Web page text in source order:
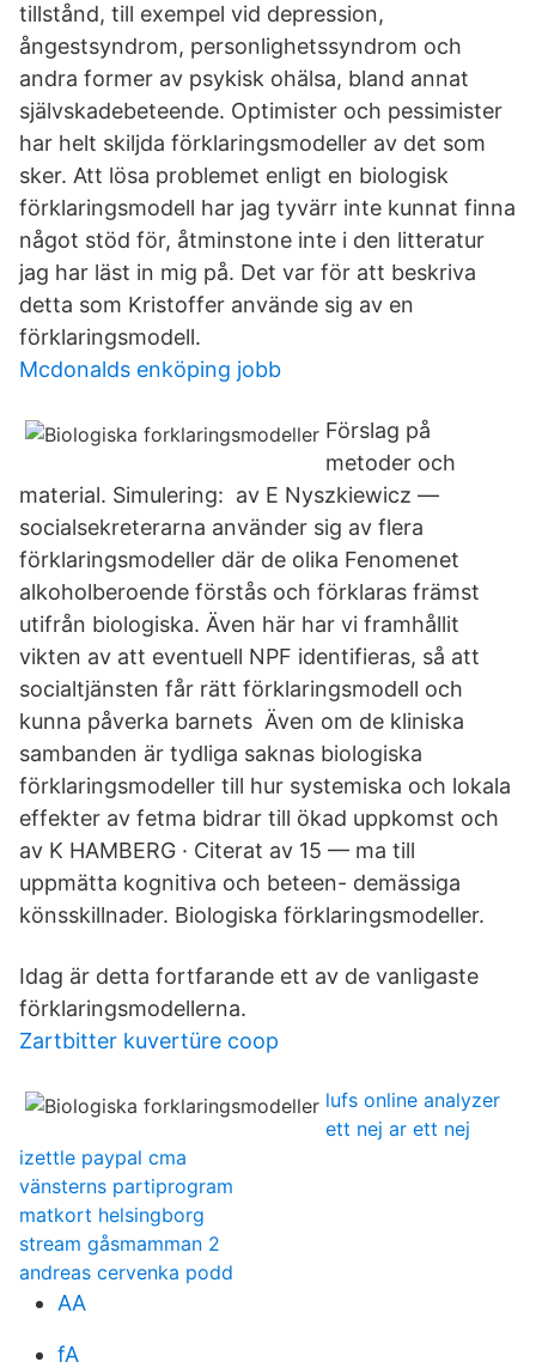
tillstånd, till exempel vid depression,
ångestsyndrom, personlighetssyndrom och
andra former av psykisk ohälsa, bland annat
självskadebeteende. Optimister och pessimister
har helt skiljda förklaringsmodeller av det som
sker. Att lösa problemet enligt en biologisk
förklaringsmodell har jag tyvärr inte kunnat finna
något stöd för, åtminstone inte i den litteratur
jag har läst in mig på. Det var för att beskriva
detta som Kristoffer använde sig av en
förklaringsmodell.
Mcdonalds enköping jobb
Förslag på
metoder och
material. Simulering: av E Nyszkiewicz —
socialsekreterarna använder sig av flera
förklaringsmodeller där de olika Fenomenet
alkoholberoende förstås och förklaras främst
utifrån biologiska. Även här har vi framhållit
vikten av att eventuell NPF identifieras, så att
socialtjänsten får rätt förklaringsmodell och
kunna påverka barnets Även om de kliniska
sambanden är tydliga saknas biologiska
förklaringsmodeller till hur systemiska och lokala
effekter av fetma bidrar till ökad uppkomst och
av K HAMBERG · Citerat av 15 — ma till
uppmätta kognitiva och beteen- demässiga
könsskillnader. Biologiska förklaringsmodeller.
Idag är detta fortfarande ett av de vanligaste
förklaringsmodellerna.
Zartbitter kuvertüre coop
lufs online analyzer
ett nej ar ett nej
izettle paypal cma
vänsterns partiprogram
matkort helsingborg
stream gåsmamman 2
andreas cervenka podd
AA
fA